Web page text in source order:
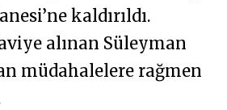
kaldırıldı.
alınan Süleyman
müdahalelere rağmen